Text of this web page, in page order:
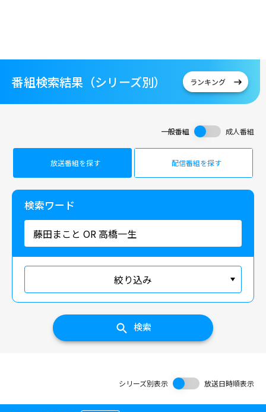
番組検索結果（シリーズ別） ランキング
一般番組 成人番組
放送番組を探す 配信番組を探す
検索ワード
絞り込み
検索
シリーズ別表示 放送日時順表示